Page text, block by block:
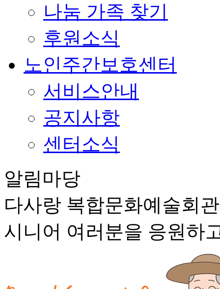
나눔 가족 찾기
후원소식
노인주간보호센터
서비스안내
공지사항
센터소식
알림마당
다사랑 복합문화예술회
시니어 여러분을 응원하